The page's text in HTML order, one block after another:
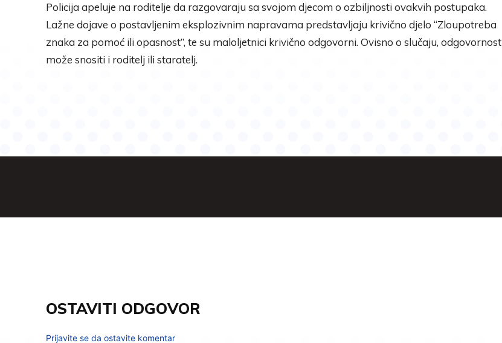
Policija apeluje na roditelje da razgovaraju sa svojom djecom o ozbiljnosti ovakvih postupaka.
Lažne dojave o postavljenim eksplozivnim napravama predstavljaju krivično djelo “Zloupotreba
znaka za pomoć ili opasnost”, te su maloljetnici krivično odgovorni. Ovisno o slučaju, odgovornost
može snositi i roditelj ili staratelj.
OSTAVITI ODGOVOR
Prijavite se da ostavite komentar